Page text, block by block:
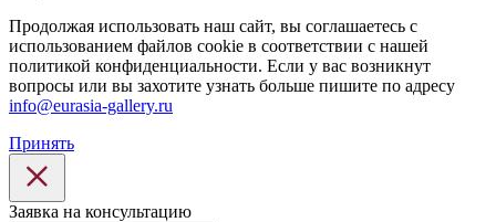
Продолжая использовать наш сайт, вы соглашаетесь с
использованием файлов cookie в соответствии с нашей
политикой конфиденциальности. Если у вас возникнут
вопросы или вы захотите узнать больше пишите по адресу
info@eurasia-gallery.ru
Принять
Заявка на консультацию